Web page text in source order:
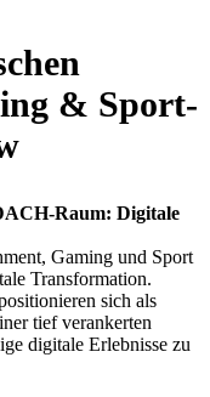
& Sport-
Raum: Digitale
Gaming und Sport
Transformation.
sich als
tief verankerten
digitale Erlebnisse zu